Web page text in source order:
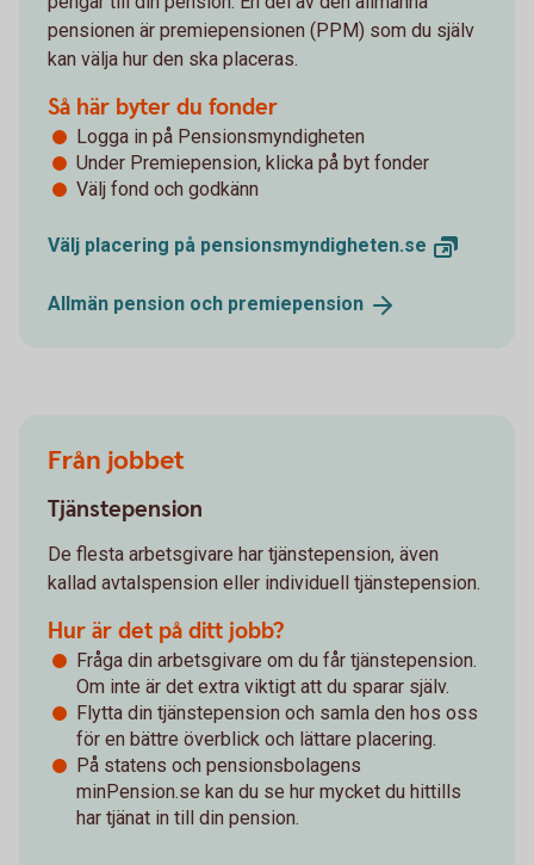
pensionen är premiepensionen (PPM) som du själv
kan välja hur den ska placeras.
Så här byter du fonder
Logga in på Pensionsmyndigheten
Under Premiepension, klicka på byt fonder
Välj fond och godkänn
Välj placering på pensionsmyndigheten.se
Allmän pension och premiepension
Från jobbet
Tjänstepension
De flesta arbetsgivare har tjänstepension, även
kallad avtalspension eller individuell tjänstepension.
Hur är det på ditt jobb?
Fråga din arbetsgivare om du får tjänstepension.
Om inte är det extra viktigt att du sparar själv.
Flytta din tjänstepension och samla den hos oss
för en bättre överblick och lättare placering.
På statens och pensionsbolagens
minPension.se kan du se hur mycket du hittills
har tjänat in till din pension.